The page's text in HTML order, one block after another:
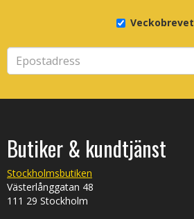
Veckobrevet
Butiker & kundtjänst
Stockholmsbutiken
Västerlånggatan 48
111 29 Stockholm